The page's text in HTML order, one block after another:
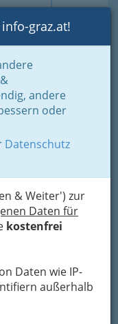
Login Toggle
graz.at!
andere
oder
Datenschutz
& Weiter') zur
Daten für
kostenfrei
Daten wie IP-
außerhalb
- der Handel
K &